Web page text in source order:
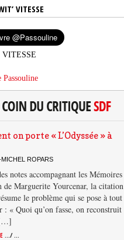
VITESSE
VITESSE
Passouline
on porte « L’Odyssée » à
ROPARS
notes accompagnant les Mémoires
de Marguerite Yourcenar, la citation
le problème qui se pose à tout
: « Quoi qu’on fasse, on reconstruit
.../ ...